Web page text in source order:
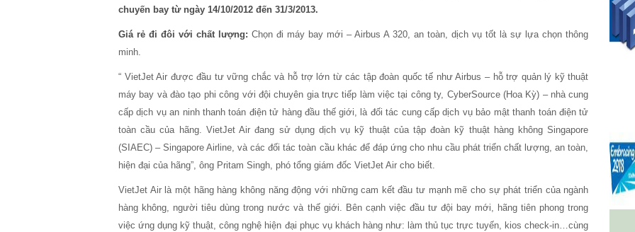
chuyến bay từ ngày 14/10/2012 đến 31/3/2013.
Giá rẻ đi đôi với chất lượng:Chọn đi máy bay mới – Airbus A 320, an toàn, dịch vụ tốt là sự lựa chọn thông
minh.
“ VietJet Air được đầu tư vững chắc và hỗ trợ lớn từ các tập đoàn quốc tế như Airbus – hỗ trợ quản lý kỹ thuật
máy bay và đào tạo phi công với đội chuyên gia trực tiếp làm việc tại công ty, CyberSource (Hoa Kỳ) – nhà cung
cấp dịch vụ an ninh thanh toán điện tử hàng đầu thế giới, là đối tác cung cấp dịch vụ bảo mật thanh toán điện tử
toàn cầu của hãng. VietJet Air đang sử dụng dịch vụ kỹ thuật của tập đoàn kỹ thuật hàng không Singapore
(SIAEC) – Singapore Airline, và các đối tác toàn cầu khác để đáp ứng cho nhu cầu phát triển chất lượng, an toàn,
hiện đại của hãng”, ông Pritam Singh, phó tổng giám đốc VietJet Air cho biết.
VietJet Air là một hãng hàng không năng động với những cam kết đầu tư mạnh mẽ cho sự phát triển của ngành
hàng không, người tiêu dùng trong nước và thế giới. Bên cạnh việc đầu tư đội bay mới, hãng tiên phong trong
việc ứng dụng kỹ thuật, công nghệ hiện đại phục vụ khách hàng như: làm thủ tục trực tuyến, kios check-in…cùng